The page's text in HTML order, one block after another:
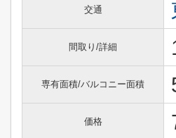
交通
間取り/詳細
専有面積/バルコニー面積
価格